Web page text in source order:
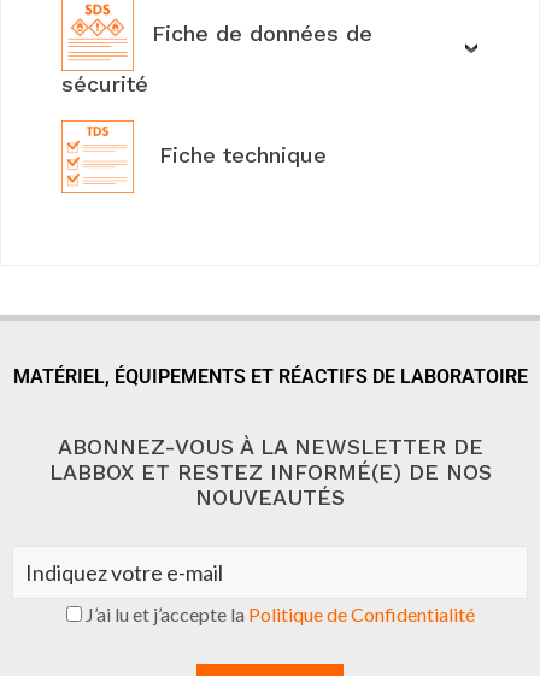
Fiche de données de
sécurité
Fiche technique
MATÉRIEL, ÉQUIPEMENTS ET RÉACTIFS DE LABORATOIRE
ABONNEZ-VOUS À LA NEWSLETTER DE
LABBOX ET RESTEZ INFORMÉ(E) DE NOS
NOUVEAUTÉS
J’ai lu et j’accepte la Politique de Confidentialité